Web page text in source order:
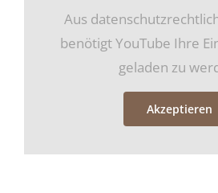
Aus
benötigt YouTube Ihre
geladen zu
Akzeptieren